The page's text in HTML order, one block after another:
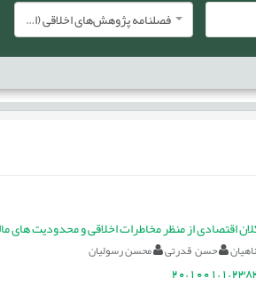
فصلنامه پژوهش‌های اخلاقی (انجمن معارف اسلامی ایران)
اقتصادی از منظر مخاطرات اخلاقی و محدودیت های
حسن قدرتی محسن رسولیان